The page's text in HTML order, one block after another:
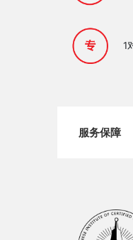
1
服务保障